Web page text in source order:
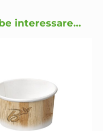
possono
del
prodotto
interessare…